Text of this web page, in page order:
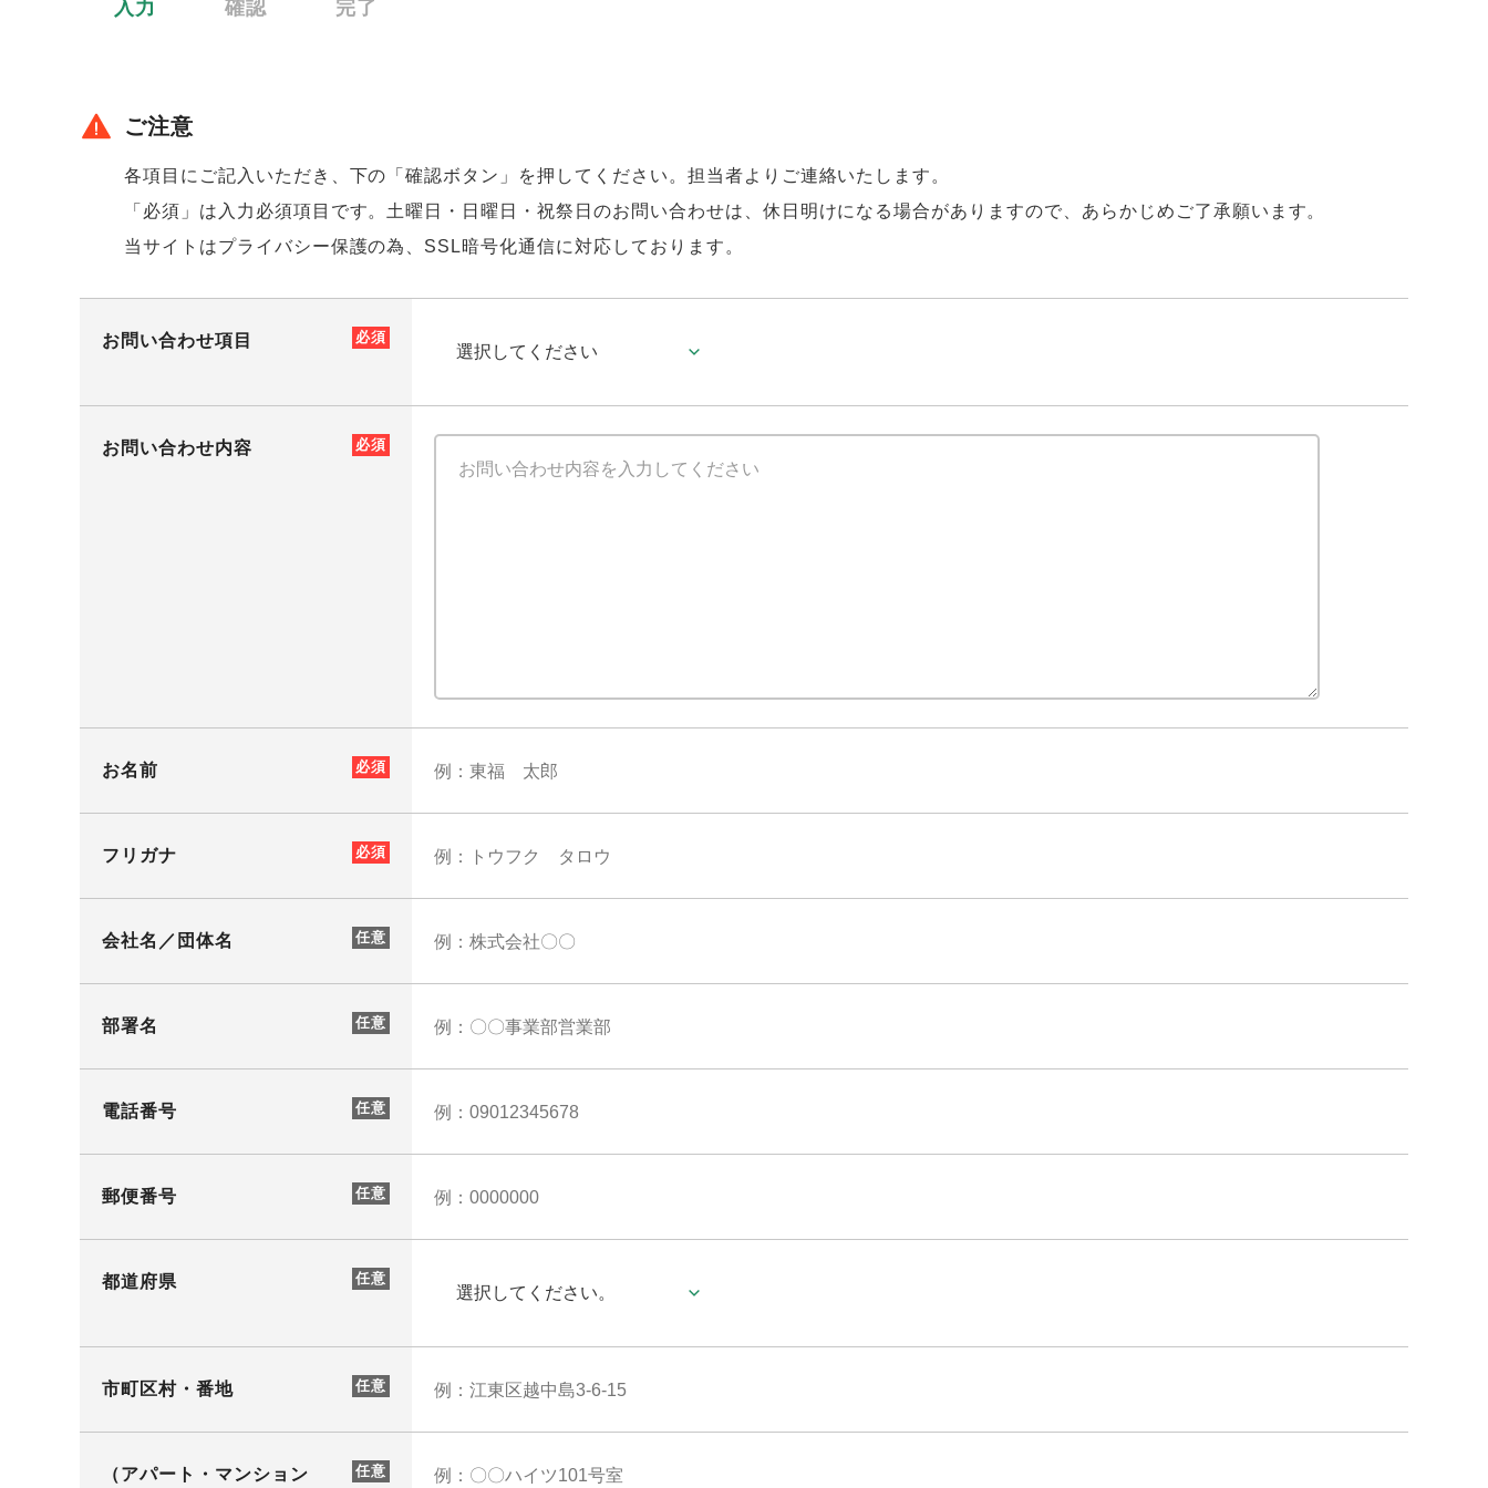
入力 確認 完了
ご注意
各項目にご記入いただき、下の「確認ボタン」を押してください。担当者よりご連絡いたします。
「必須」は入力必須項目です。土曜日・日曜日・祝祭日のお問い合わせは、休日明けになる場合がありますので、あらかじめご了承願います。
当サイトはプライバシー保護の為、SSL暗号化通信に対応しております。
お問い合わせ項目
お問い合わせ内容
お名前
フリガナ
会社名／団体名
部署名
電話番号
郵便番号
都道府県
市町区村・番地
（アパート・マンション